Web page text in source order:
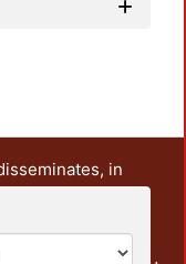
in
and research
includes some
from the